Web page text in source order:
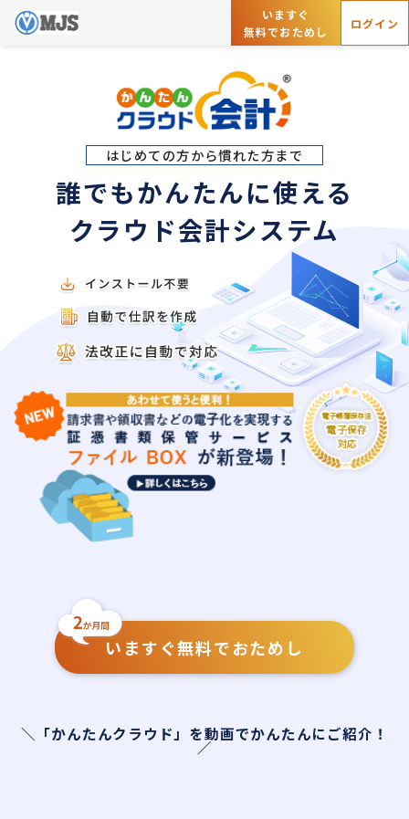
いますぐ
無料でおためし
ログイン
はじめての方から慣れた方まで
誰でもかんたんに使える
クラウド会計システム
いますぐ無料でおためし
＼「かんたんクラウド」を動画でかんたんにご紹介！
／